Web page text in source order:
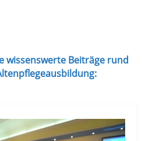
wissenswerte Beiträge rund